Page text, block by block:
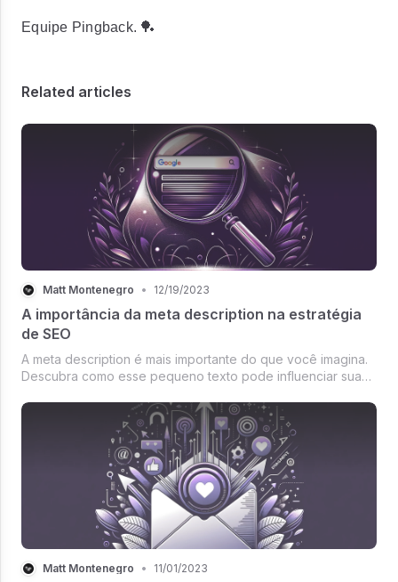
Equipe Pingback. 🏓
Related articles
Matt Montenegro • 12/19/2023
A importância da meta description na estratégia
de SEO
A meta description é mais importante do que você imagina.
Descubra como esse pequeno texto pode influenciar sua
Matt Montenegro • 11/01/2023